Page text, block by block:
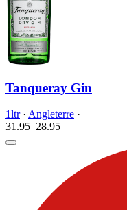
Tanqueray Gin
1ltr· Angleterre ·
31.95 28.95